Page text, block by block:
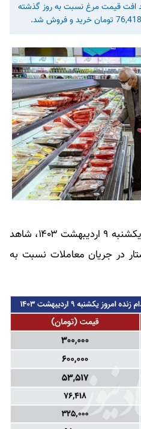
افت قیمت مرغ نسبت به روز گذشته
بازار گوشت و دام تهران امروز یکشنبه ۹ اردیبهشت ۱۴۰۳، شاهد
در جریان معاملات نسبت به